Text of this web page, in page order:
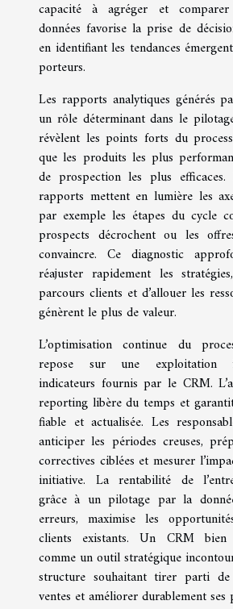
capacité à agréger et
données favorise la prise de
en identifiant les tendances
porteurs.
Les rapports analytiques générés
un rôle déterminant dans le
révèlent les points forts du
que les produits les plus
de prospection les plus
rapports mettent en lumière les
par exemple les étapes du cycle
prospects décrochent ou les
convaincre. Ce diagnostic
réajuster rapidement les
parcours clients et d’allouer les
génèrent le plus de valeur.
L’optimisation continue du
repose sur une exploitation
indicateurs fournis par le CRM.
reporting libère du temps et
fiable et actualisée. Les
anticiper les périodes creuses,
correctives ciblées et mesurer
initiative. La rentabilité de
grâce à un pilotage par la
erreurs, maximise les
clients existants. Un CRM bien
comme un outil stratégique
structure souhaitant tirer parti de
ventes et améliorer durablement ses